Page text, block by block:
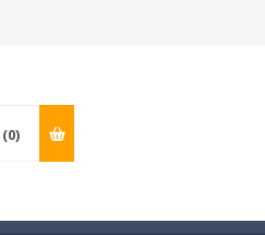
(0)